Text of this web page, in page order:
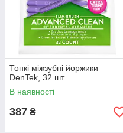
Тонкі міжзубні йоржики
DenTek, 32 шт
В наявності
387 ₴